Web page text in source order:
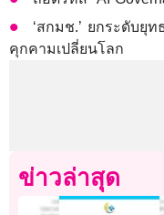
‘สกมช.’ ยกระดับยุ
คุกคามเปลี่ยนโลก
ข่าวล่าสุด